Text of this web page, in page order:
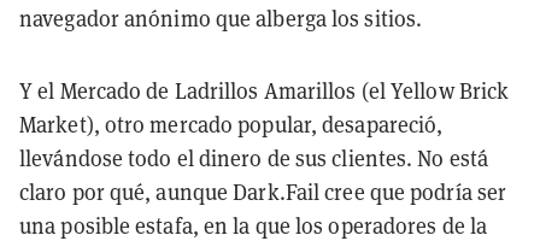
navegador anónimo que alberga los sitios.
Y el Mercado de Ladrillos Amarillos (el Yellow Brick
Market), otro mercado popular, desapareció,
llevándose todo el dinero de sus clientes. No está
claro por qué, aunque Dark.Fail cree que podría ser
una posible estafa, en la que los operadores de la